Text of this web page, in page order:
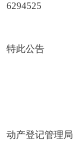
6294525
特此公告
动产登记管理局